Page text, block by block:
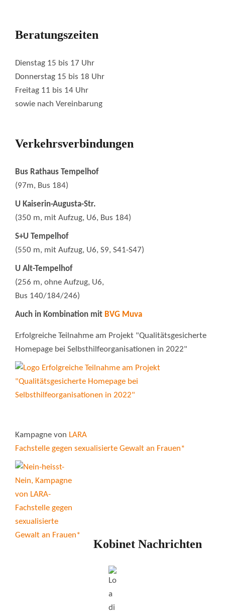
Beratungszeiten
Dienstag 15 bis 17 Uhr
Donnerstag 15 bis 18 Uhr
Freitag 11 bis 14 Uhr
sowie nach Vereinbarung
Verkehrsverbindungen
Bus Rathaus Tempelhof
(97m, Bus 184)
U Kaiserin-Augusta-Str.
(350 m, mit Aufzug, U6, Bus 184)
S+U Tempelhof
(550 m, mit Aufzug, U6, S9, S41-S47)
U Alt-Tempelhof
(256 m, ohne Aufzug, U6,
Bus 140/184/246)
Auch in Kombination mit BVG Muva
Erfolgreiche Teilnahme am Projekt "Qualitätsgesicherte
Homepage bei Selbsthilfeorganisationen in 2022"
Kampagne von LARA
Fachstelle gegen sexualisierte Gewalt an Frauen*
Kobinet Nachrichten